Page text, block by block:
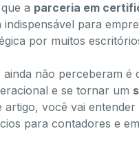
a parceria em
para
por muitos
não perceberam
e se tornar um
artigo, você vai
para contadores e